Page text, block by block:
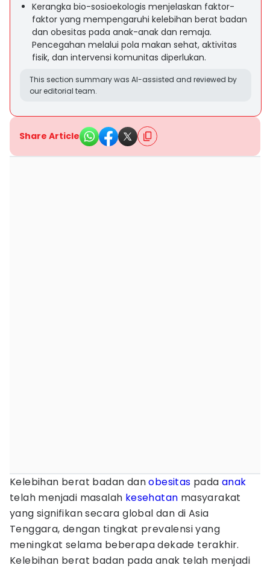
Kerangka bio-sosioekologis menjelaskan faktor-
faktor yang mempengaruhi kelebihan berat badan
dan obesitas pada anak-anak dan remaja.
Pencegahan melalui pola makan sehat, aktivitas
fisik, dan intervensi komunitas diperlukan.
This section summary was AI-assisted and reviewed by
our editorial team.
Share Article
Kelebihan berat badan danobesitas padaanak
telah menjadi masalah kesehatan masyarakat
yang signifikan secara global dan di Asia
Tenggara, dengan tingkat prevalensi yang
meningkat selama beberapa dekade terakhir.
Kelebihan berat badan pada anak telah menjadi